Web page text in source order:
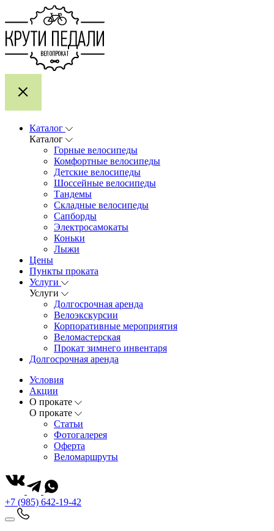
Каталог
Каталог
Горные велосипеды
Комфортные велосипеды
Детские велосипеды
Шоссейные велосипеды
Тандемы
Складные велосипеды
Сапборды
Электросамокаты
Коньки
Лыжи
Цены
Пункты проката
Услуги
Услуги
Долгосрочная аренда
Велоэкскурсии
Корпоративные мероприятия
Веломастерская
Прокат зимнего инвентаря
Долгосрочная аренда
Условия
Акции
О прокате
О прокате
Статьи
Фотогалерея
Оферта
Веломаршруты
+7 (985) 642-19-42